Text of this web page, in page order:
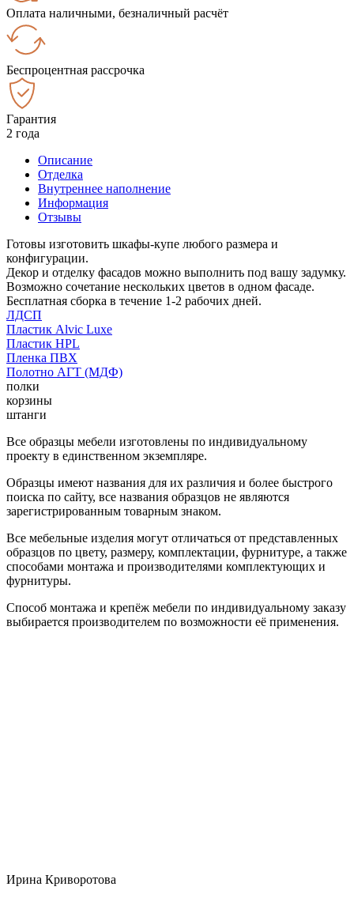
Оплата наличными, безналичный расчёт
Беспроцентная рассрочка
Гарантия
2 года
Описание
Отделка
Внутреннее наполнение
Информация
Отзывы
Готовы изготовить шкафы-купе любого размера и
конфигурации.
Декор и отделку фасадов можно выполнить под вашу задумку.
Возможно сочетание нескольких цветов в одном фасаде.
Бесплатная сборка в течение 1-2 рабочих дней.
ЛДСП
Пластик Alvic Luxe
Пластик HPL
Пленка ПВХ
Полотно АГТ (МДФ)
полки
корзины
штанги
Все образцы мебели изготовлены по индивидуальному
проекту в единственном экземпляре.
Образцы имеют названия для их различия и более быстрого
поиска по сайту, все названия образцов не являются
зарегистрированным товарным знаком.
Все мебельные изделия могут отличаться от представленных
образцов по цвету, размеру, комплектации, фурнитуре, а также
способами монтажа и производителями комплектующих и
фурнитуры.
Способ монтажа и крепёж мебели по индивидуальному заказу
выбирается производителем по возможности её применения.
Ирина Криворотова